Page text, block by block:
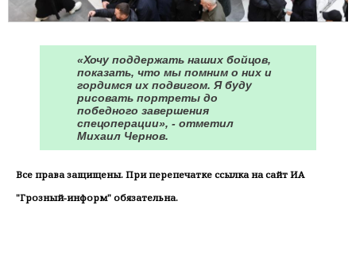
«Хочу поддержать наших бойцов,
показать, что мы помним о них и
гордимся их подвигом. Я буду
рисовать портреты до
победного завершения
спецоперации», - отметил
Михаил Чернов.
Все права защищены. При перепечатке ссылка на сайт ИА
"Грозный-информ" обязательна.